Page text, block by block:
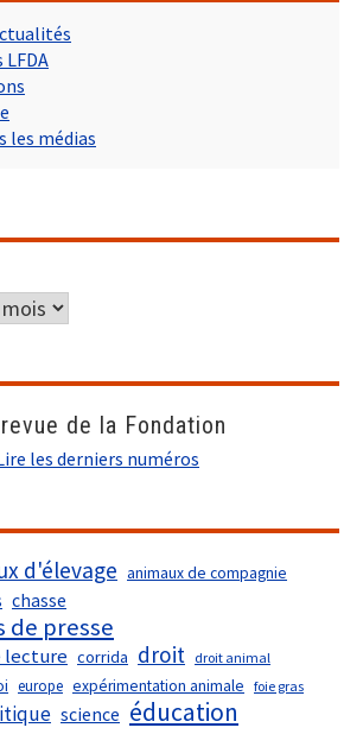
les médias
de la Fondation
les derniers numéros
d'élevage animaux de compagnie
chasse
de presse
lecture corrida droit droit animal
europe expérimentation animale foie gras
science éducation